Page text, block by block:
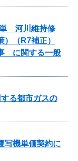
単 河川維持修
（R7補正）
に関する一般
る都市ガスの
写機単価契約に